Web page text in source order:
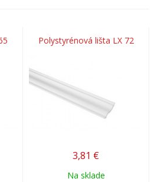
Polystyrénová lišta LX 72
3,81 €
Na sklade